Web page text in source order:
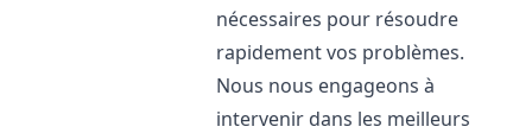
nécessaires pour résoudre
rapidement vos problèmes.
Nous nous engageons à
intervenir dans les meilleurs